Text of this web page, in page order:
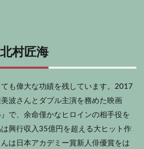
村匠海
も偉大な功績を残しています。2017
波さんとダブル主演を務めた映画
』で、余命僅かなヒロインの相手役を
興行収入35億円を超える大ヒット作
は日本アカデミー賞新人俳優賞をは